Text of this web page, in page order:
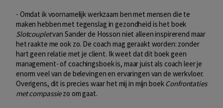
- Omdat ik voornamelijk werkzaam ben met mensen die te
maken hebben met tegenslag in gezondheid is het boek
Slotcoupletvan Sander de Hosson niet alleen inspirerend maar
het raakte me ook zo. De coach mag geraakt worden: zonder
hart geen relatie met je client. Ik weet dat dit boek geen
management- of coachingsboek is, maar juist als coach leer je
enorm veel van de belevingen en ervaringen van de werkvloer.
Overigens, dit is precies waar het mij in mijn boekConfrontaties
met compassiezo om gaat.